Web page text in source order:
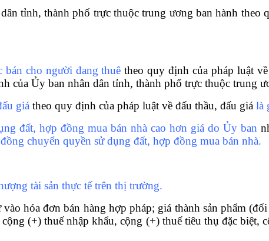
tỉnh, thành phố trực thuộc trung ương ban hành theo
cho người đang thuê theo quy định của pháp luật
của Ủy ban nhân dân tỉnh, thành phố trực thuộc trung
giá theo quy định của pháp luật về đấu thầu, đấu giá là
đất, hợp đồng mua bán nhà cao hơn giá do Ủy ban
chuyển quyền sử dụng đất, hợp đồng mua bán nhà.
tài sản thực tế trên thị trường.
hóa đơn bán hàng hợp pháp; giá thành sản phẩm
(+) thuế nhập khẩu, cộng (+) thuế tiêu thụ đặc biệt,